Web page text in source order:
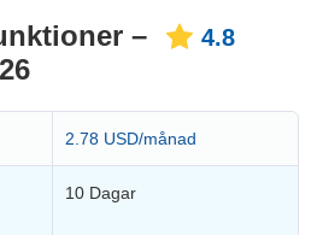
–
4.8
2.78 USD/månad
10 Dagar